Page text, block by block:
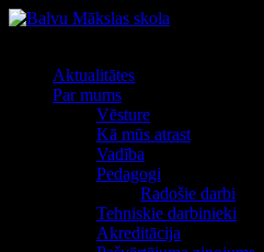
Aktualitātes
Par mums
Vēsture
Kā mūs atrast
Vadība
Pedagogi
Radošie darbi
Tehniskie darbinieki
Akreditācija